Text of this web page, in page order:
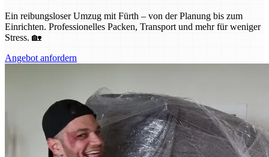
Ein reibungsloser Umzug mit Fürth – von der Planung bis zum
Einrichten. Professionelles Packen, Transport und mehr für weniger
Stress. 🏡
Angebot anfordern